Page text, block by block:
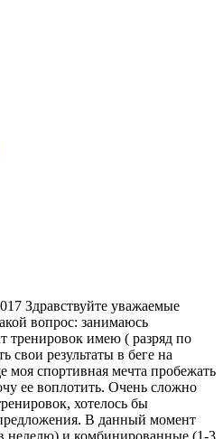
Здравствуйте уважаемые
вопрос: занимаюсь
тренировок имею ( разряд по
свои результаты в беге на
спортивная мечта пробежать
ее воплотить. Очень сложно
хотелось бы
В данный момент
неделю) и комбинированные (1-3